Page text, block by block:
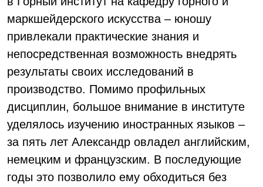
маркшейдерского искусства – юношу
привлекали практические знания и
непосредственная возможность внедрять
результаты своих исследований в
производство. Помимо профильных
дисциплин, большое внимание в институте
уделялось изучению иностранных языков –
за пять лет Александр овладел английским,
немецким и французским. В последующие
годы это позволило ему обходиться без